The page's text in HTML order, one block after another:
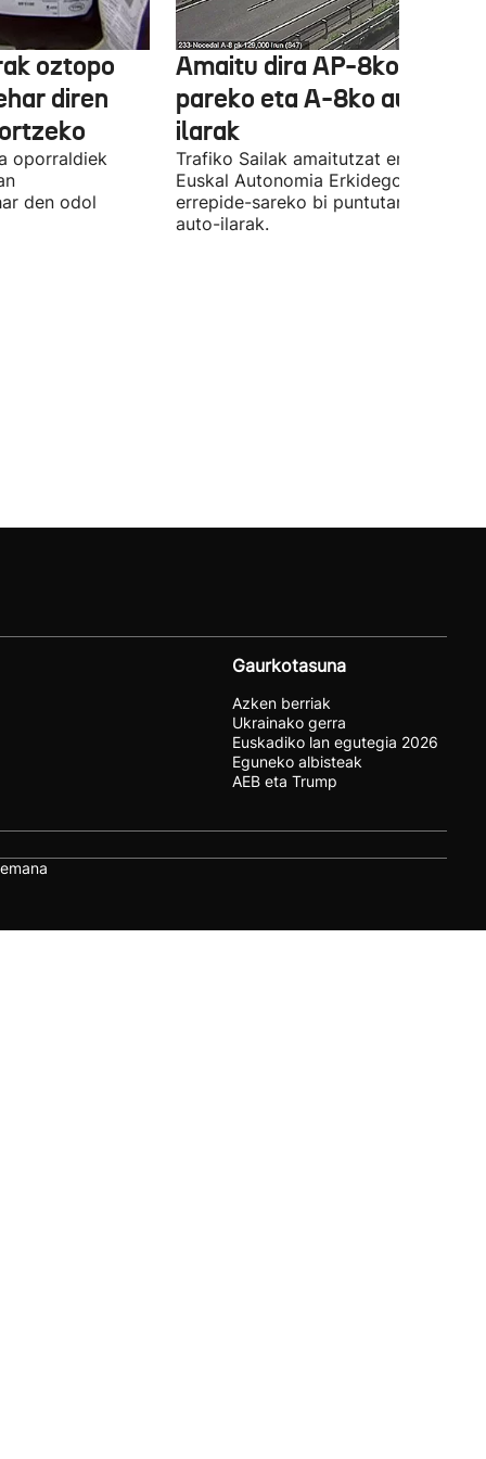
oztopo
diren
oporraldiek
den odol
Amaitu dira AP-8ko Irun
pareko eta A-8ko auto-
ilarak
Trafiko Sailak amaitutzat eman ditu
Euskal Autonomia Erkidegoko
errepide-sareko bi puntutan
auto-ilarak.
Gaurkotasuna
Azken berriak
Ukrainako gerra
Euskadiko lan egutegia 2026
Eguneko albisteak
AEB eta Trump